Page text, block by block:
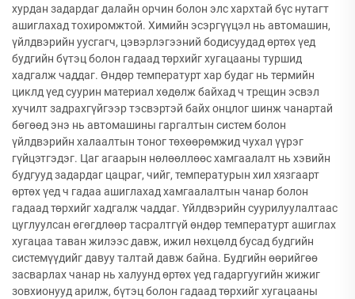
хурдан задардаг далайн орчин болон элс хархтай бүс нутагт
ашиглахад тохиромжтой. Химийн эсэргүүцэл нь автомашин,
үйлдвэрийн уусгагч, цэвэрлэгээний бодисуудад өртөх үед
будгийн бүтэц болон гадаад төрхийг хугацааны туршид
хадгалж чаддаг. Өндөр температурт хар будаг нь термийн
циклд үед суурин материал хөдөлж байхад ч трещин эсвэл
хучилт задрахгүйгээр тэсвэртэй байх онцлог шинж чанартай
бөгөөд энэ нь автомашины гаргалтын систем болон
үйлдвэрийн халаалтын тоног төхөөрөмжид чухал үүрэг
гүйцэтгэдэг. Цаг агаарын нөлөөллөөс хамгаалалт нь хэвийн
будгууд задардаг цацраг, чийг, температурын хил хязгаарт
өртөх үед ч гадаа ашиглахад хамгаалалтын чанар болон
гадаад төрхийг хадгалж чаддаг. Үйлдвэрийн суурилуулалтаас
цуглуулсан өгөгдлөөр тасралтгүй өндөр температурт ашиглах
хугацаа таван жилээс давж, ижил нөхцөлд бусад будгийн
системүүдийг давуу талтай давж байна. Будгийн өөрийгөө
засварлах чанар нь халуунд өртөх үед гадаргуугийн жижиг
зовхионууд арилж, бүтэц болон гадаад төрхийг хугацааны